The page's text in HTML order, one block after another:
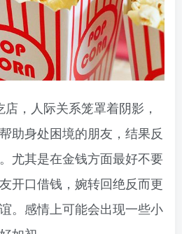
，人际关系笼罩着阴影，
助身处困境的朋友，结果反
尤其是在金钱方面最好不要
开口借钱，婉转回绝反而更
。感情上可能会出现一些小